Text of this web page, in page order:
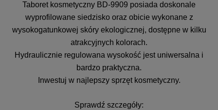
Taboret kosmetyczny BD-9909 posiada doskonale
wyprofilowane siedzisko oraz obicie wykonane z
wysokogatunkowej skóry ekologicznej, dostępne w kilku
atrakcyjnych kolorach.
Hydraulicznie regulowana wysokość jest uniwersalna i
bardzo praktyczna.
Inwestuj w najlepszy sprzęt kosmetyczny.
Sprawdź szczegóły: